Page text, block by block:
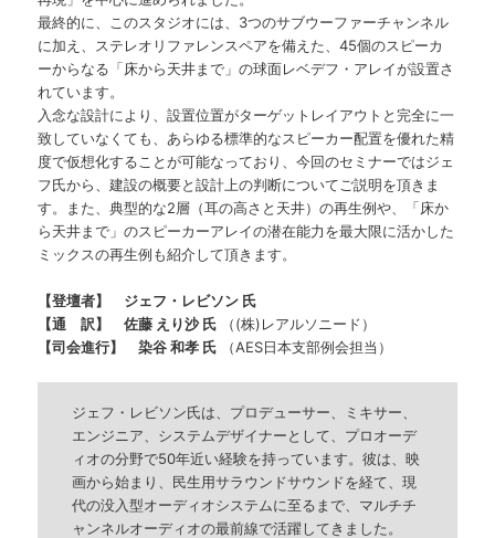
最終的に、このスタジオには、3つのサブウーファーチャンネル
に加え、ステレオリファレンスペアを備えた、45個のスピーカ
ーからなる「床から天井まで」の球面レベデフ・アレイが設置さ
れています。
入念な設計により、設置位置がターゲットレイアウトと完全に一
致していなくても、あらゆる標準的なスピーカー配置を優れた精
度で仮想化することが可能なっており、今回のセミナーではジェ
フ氏から、建設の概要と設計上の判断についてご説明を頂きま
す。また、典型的な2層（耳の高さと天井）の再生例や、「床か
ら天井まで」のスピーカーアレイの潜在能力を最大限に活かした
ミックスの再生例も紹介して頂きます。
【登壇者】 ジェフ・レビソン 氏
【通 訳】 佐藤 えり沙 氏 （(株)レアルソニード）
【司会進行】 染谷 和孝 氏 （AES日本支部例会担当）
ジェフ・レビソン氏は、プロデューサー、ミキサー、
エンジニア、システムデザイナーとして、プロオーデ
ィオの分野で50年近い経験を持っています。彼は、映
画から始まり、民生用サラウンドサウンドを経て、現
代の没入型オーディオシステムに至るまで、マルチチ
ャンネルオーディオの最前線で活躍してきました。